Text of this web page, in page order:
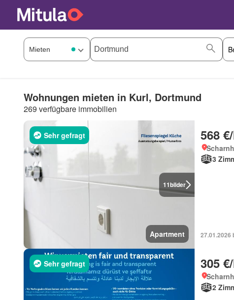
Wohnungen mieten in Kurl, Dortmund
269 verfügbare immobilien
11bilder
Sehr gefragt
Apartment
568
3
27.01.2026
Sehr gefragt 305
2